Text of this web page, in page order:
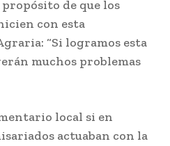
de que los
con esta
“Si logramos esta
muchos problemas
local si en
actuaban con la